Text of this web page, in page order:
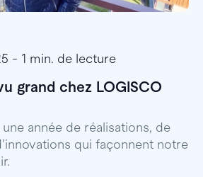
- 1 min. de lecture
grand chez LOGISCO
année de réalisations, de
qui façonnent notre